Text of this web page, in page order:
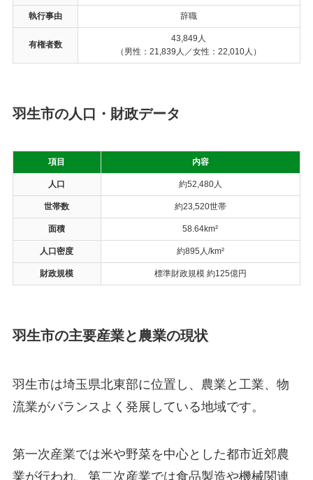
執行事由 辞職
有権者数
43,849人
（男性：21,839人／女性：22,010人）
羽生市の人口・財政データ
項目 内容
人口 約52,480人
世帯数 約23,520世帯
面積 58.64km²
人口密度 約895人/km²
財政規模 標準財政規模 約125億円
羽生市の主要産業と農業の現状
羽生市は埼玉県北東部に位置し、農業と工業、物
流業がバランスよく発展している地域です。
第一次産業では米や野菜を中心とした都市近郊農
業が行われ、第二次産業では食品製造や機械関連